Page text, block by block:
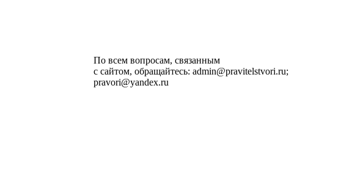
По всем вопросам, связанным
с сайтом, обращайтесь: admin@pravitelstvori.ru;
pravori@yandex.ru